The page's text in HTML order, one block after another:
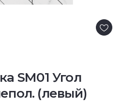
SM01 Угол
(левый)